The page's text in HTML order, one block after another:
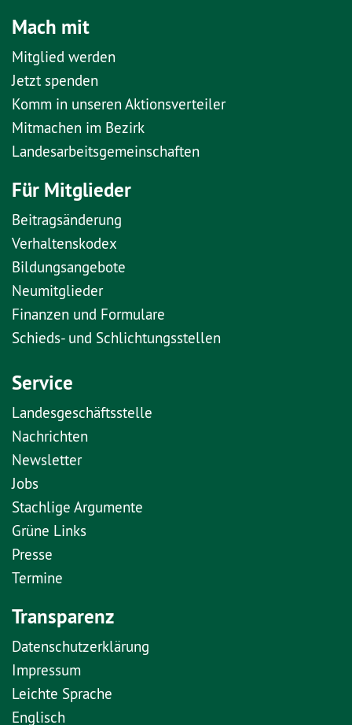
Mach mit
Mitglied werden
Jetzt spenden
Komm in unseren Aktionsverteiler
Mitmachen im Bezirk
Landesarbeitsgemeinschaften
Für Mitglieder
Beitragsänderung
Verhaltenskodex
Bildungsangebote
Neumitglieder
Finanzen und Formulare
Schieds- und Schlichtungsstellen
Service
Landesgeschäftsstelle
Nachrichten
Newsletter
Jobs
Stachlige Argumente
Grüne Links
Presse
Termine
Transparenz
Datenschutzerklärung
Impressum
Leichte Sprache
Englisch